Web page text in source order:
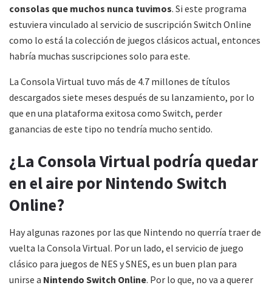
consolas que muchos nunca tuvimos. Si este programa
estuviera vinculado al servicio de suscripción Switch Online
como lo está la colección de juegos clásicos actual, entonces
habría muchas suscripciones solo para este.
La Consola Virtual tuvo más de 4.7 millones de títulos
descargados siete meses después de su lanzamiento, por lo
que en una plataforma exitosa como Switch, perder
ganancias de este tipo no tendría mucho sentido.
¿La Consola Virtual podría quedar
en el aire por Nintendo Switch
Online?
Hay algunas razones por las que Nintendo no querría traer de
vuelta la Consola Virtual. Por un lado, el servicio de juego
clásico para juegos de NES y SNES, es un buen plan para
unirse a Nintendo Switch Online. Por lo que, no va a querer